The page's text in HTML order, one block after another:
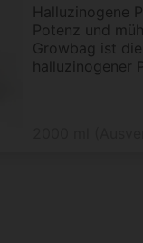
Halluzinogene
Potenz und
Growbag ist
halluzinogener